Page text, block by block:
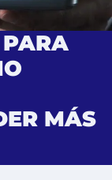
MÁS